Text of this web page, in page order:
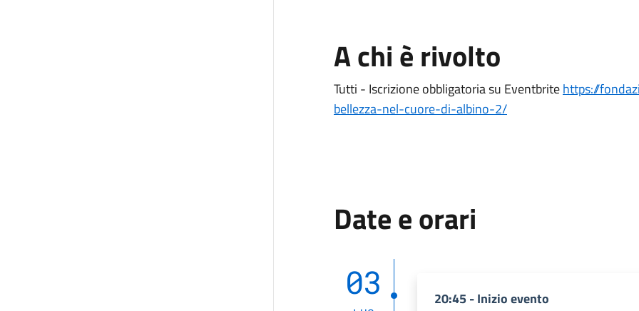
A chi è rivolto
Tutti - Iscrizione obbligatoria su Eventbritehttps://
bellezza-nel-cuore-di-albino-2/
Date e orari
03 20:45 - Inizio evento